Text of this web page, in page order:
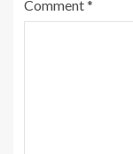
Comment*